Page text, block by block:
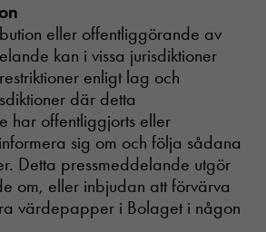
eller offentliggörande av
kan i vissa jurisdiktioner
enligt lag och
där detta
har offentliggjorts eller
sig om och följa sådana
Detta pressmeddelande utgör
om, eller inbjudan att förvärva
värdepapper i Bolaget i någon